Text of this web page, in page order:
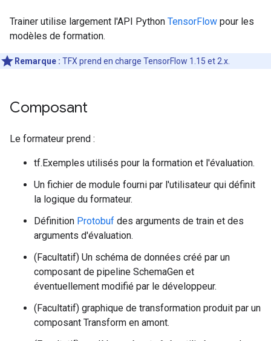
Trainer utilise largement l'API Python TensorFlow pour les
modèles de formation.
Remarque : TFX prend en charge TensorFlow 1.15 et 2.x.
Composant
Le formateur prend :
tf.Exemples utilisés pour la formation et l'évaluation.
Un fichier de module fourni par l'utilisateur qui définit
la logique du formateur.
Définition Protobuf des arguments de train et des
arguments d'évaluation.
(Facultatif) Un schéma de données créé par un
composant de pipeline SchemaGen et
éventuellement modifié par le développeur.
(Facultatif) graphique de transformation produit par un
composant Transform en amont.